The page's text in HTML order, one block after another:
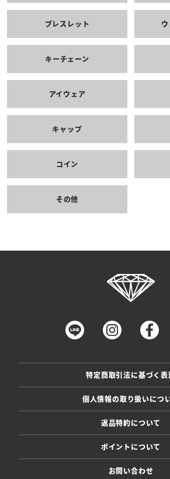
ブレスレット
キーチェーン
アイウェア
キャップ
コイン
その他
特定商取引法に基づく表
個人情報の取り扱いにつ
返品特約について
ポイントについて
お問い合わせ